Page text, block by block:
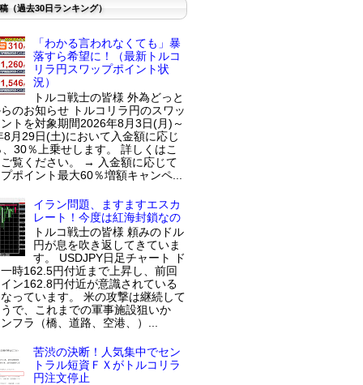
（過去30日ランキング）
「わかる言われなくても」暴
落すら希望に！（最新トルコ
リラ円スワップポイント状
況）
トルコ戦士の皆様 外為どっと
のお知らせ トルコリラ円のスワッ
トを対象期間2026年8月3日(月)～
8月29日(土)において入金額に応じ
30％上乗せします。 詳しくはこ
覧ください。 → 入金額に応じて
ポイント最大60％増額キャンペ...
イラン問題、ますますエスカ
レート！今度は紅海封鎖なの
トルコ戦士の皆様 頼みのドル
円が息を吹き返してきていま
す。 USDJPY日足チャート ド
時162.5円付近まで上昇し、前回
ン162.8円付近が意識されている
っています。 米の攻撃は継続して
で、これまでの軍事施設狙いか
フラ（橋、道路、空港、）...
苦渋の決断！人気集中でセン
トラル短資ＦＸがトルコリラ
円注文停止